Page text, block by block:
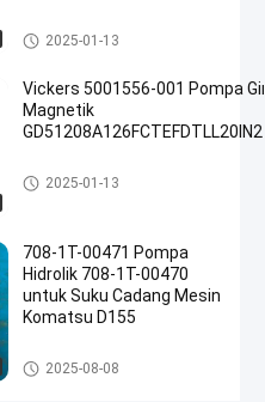
pompa roda gigi hidrolik
2025-01-13
Vickers 5001556-001 Pompa
Magnetik
pompa roda gigi hidrolik
2025-01-13
708-1T-00471 Pompa
Hidrolik 708-1T-00470
untuk Suku Cadang Mesin
Komatsu D155
Pompa Hidrolik Piston
2025-08-08